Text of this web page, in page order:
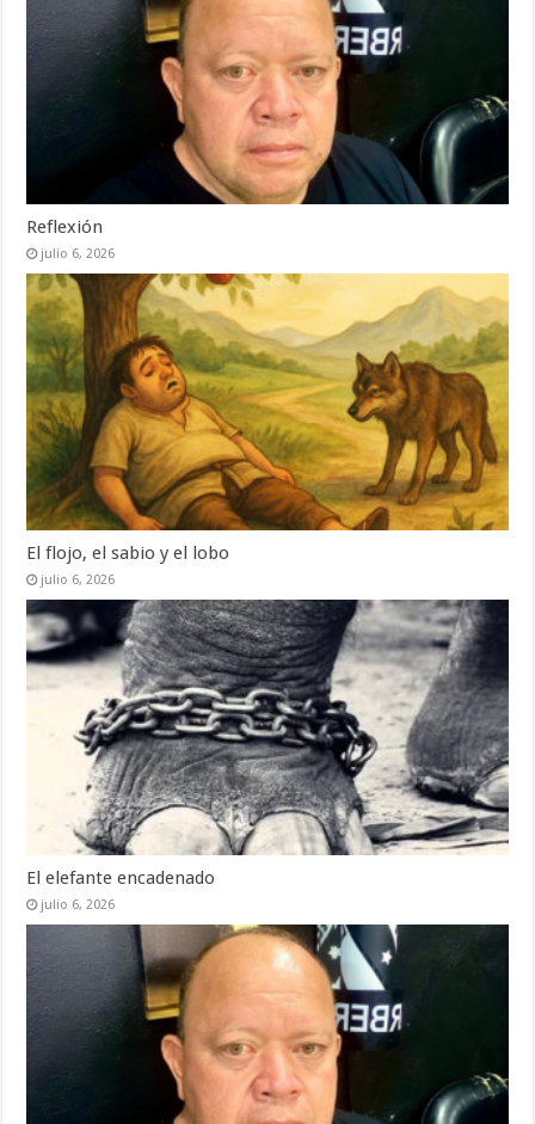
Reflexión
julio 6, 2026
El flojo, el sabio y el lobo
julio 6, 2026
El elefante encadenado
julio 6, 2026